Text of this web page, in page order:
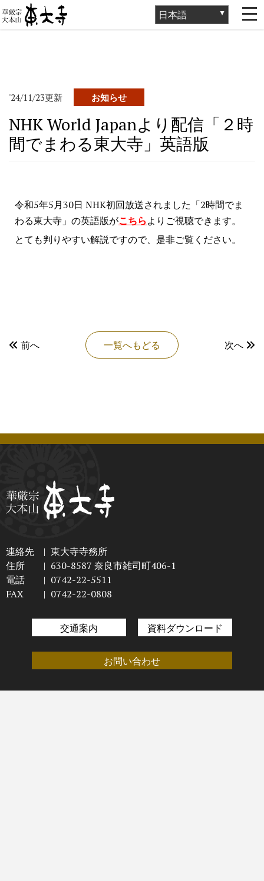
'24/11/23更新 お知らせ
NHK World Japanより配信「２時
間でまわる東大寺」英語版
令和5年5月30日 NHK初回放送されました「2時間でま
わる東大寺」の英語版がこちらよりご視聴できます。
とても判りやすい解説ですので、是非ご覧ください。
前へ 一覧へもどる 次へ
連絡先 | 東大寺寺務所
住所
| 630-8587 奈良市雑司町406-1
電話
| 0742-22-5511
FAX
| 0742-22-0808
交通案内 資料ダウンロード
お問い合わせ